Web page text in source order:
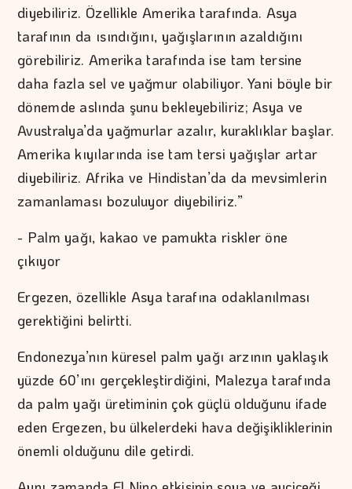
diyebiliriz. Özellikle Amerika tarafında. Asya
tarafının da ısındığını, yağışlarının azaldığını
görebiliriz. Amerika tarafında ise tam tersine
daha fazla sel ve yağmur olabiliyor. Yani böyle bir
dönemde aslında şunu bekleyebiliriz; Asya ve
Avustralya’da yağmurlar azalır, kuraklıklar başlar.
Amerika kıyılarında ise tam tersi yağışlar artar
diyebiliriz. Afrika ve Hindistan’da da mevsimlerin
zamanlaması bozuluyor diyebiliriz.”
- Palm yağı, kakao ve pamukta riskler öne
çıkıyor
Ergezen, özellikle Asya tarafına odaklanılması
gerektiğini belirtti.
Endonezya’nın küresel palm yağı arzının yaklaşık
yüzde 60’ını gerçekleştirdiğini, Malezya tarafında
da palm yağı üretiminin çok güçlü olduğunu ifade
eden Ergezen, bu ülkelerdeki hava değişikliklerinin
önemli olduğunu dile getirdi.